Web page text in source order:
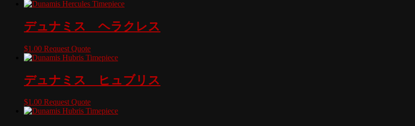
デュナミス ヘラクレス
$1.00 Request Quote
デュナミス ヒュブリス
$1.00 Request Quote